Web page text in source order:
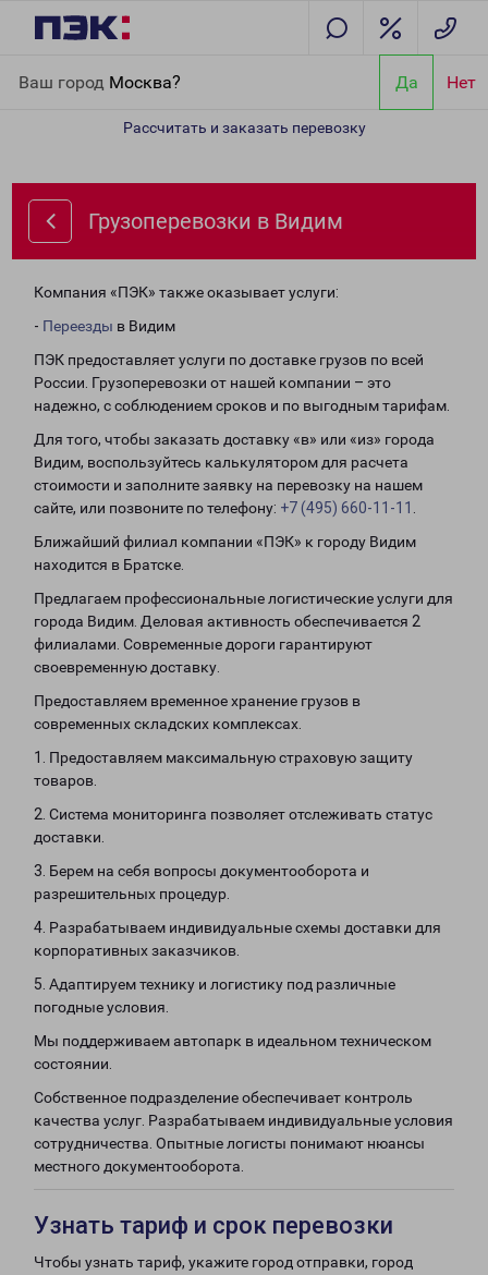
Ваш город Москва? Да Нет
Рассчитать и заказать перевозку
Грузоперевозки в Видим
Компания «ПЭК» также оказывает услуги:
- Переезды в Видим
ПЭК предоставляет услуги по доставке грузов по всей
России. Грузоперевозки от нашей компании – это
надежно, с соблюдением сроков и по выгодным тарифам.
Для того, чтобы заказать доставку «в» или «из» города
Видим, воспользуйтесь калькулятором для расчета
стоимости и заполните заявку на перевозку на нашем
сайте, или позвоните по телефону: +7 (495) 660-11-11
Ближайший филиал компании «ПЭК» к городу Видим
находится в Братске.
Предлагаем профессиональные логистические услуги для
города Видим. Деловая активность обеспечивается 2
филиалами. Современные дороги гарантируют
своевременную доставку.
Предоставляем временное хранение грузов в
современных складских комплексах.
1. Предоставляем максимальную страховую защиту
товаров.
2. Система мониторинга позволяет отслеживать статус
доставки.
3. Берем на себя вопросы документооборота и
разрешительных процедур.
4. Разрабатываем индивидуальные схемы доставки для
корпоративных заказчиков.
5. Адаптируем технику и логистику под различные
погодные условия.
Мы поддерживаем автопарк в идеальном техническом
состоянии.
Собственное подразделение обеспечивает контроль
качества услуг. Разрабатываем индивидуальные условия
сотрудничества. Опытные логисты понимают нюансы
местного документооборота.
Узнать тариф и срок перевозки
Чтобы узнать тариф, укажите город отправки, город